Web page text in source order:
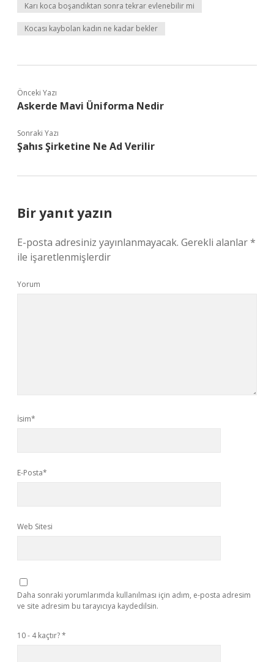
Karı koca boşandıktan sonra tekrar evlenebilir mi
Kocası kaybolan kadın ne kadar bekler
Önceki Yazı
Askerde Mavi Üniforma Nedir
Sonraki Yazı
Şahıs Şirketine Ne Ad Verilir
Bir yanıt yazın
E-posta adresiniz yayınlanmayacak. Gerekli alanlar*
ile işaretlenmişlerdir
Yorum
İsim*
E-Posta*
Web Sitesi
Daha sonraki yorumlarımda kullanılması için adım, e-posta adresim
ve site adresim bu tarayıcıya kaydedilsin.
10 - 4 kaçtır?*